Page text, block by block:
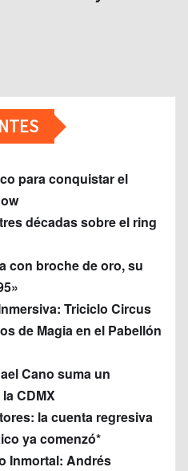
para conquistar el
décadas sobre el ring
con broche de oro, su
Triciclo Circus
de Magia en el Pabellón
Cano suma un
CDMX
la cuenta regresiva
ya comenzó*
Inmortal: Andrés